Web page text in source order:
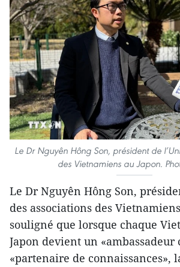
Le Dr Nguyên Hông Son, président de
des Vietnamiens au Japon.
Le Dr Nguyên Hông Son,
des associations des
souligné que lorsque chaque
Japon devient un
«partenaire de connaissances»,